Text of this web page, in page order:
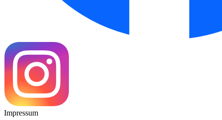
Impressum